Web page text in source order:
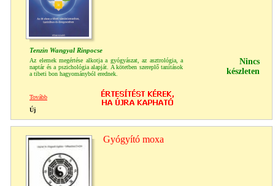
Tenzin Wangyal Rinpocse
Az elemek megértése alkotja a gyógyászat, az asztrológia, a
naptár és a pszichológia alapját. A kötetben szereplő tanítások
a tibeti bon hagyományból erednek.
Nincs
készleten
Tovább
Új
Gyógyító moxa